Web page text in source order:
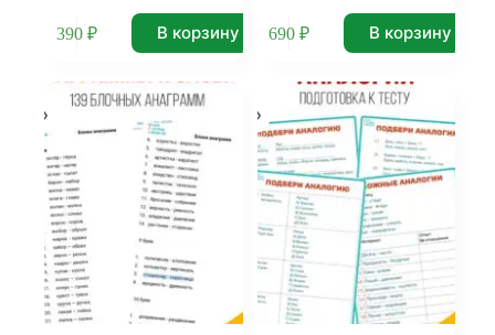
390 ₽ В корзину 690₽ В корзину